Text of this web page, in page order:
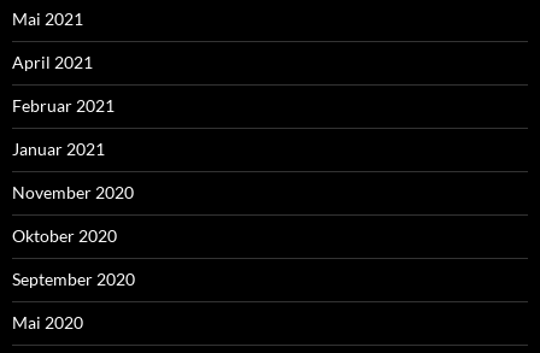
Mai 2021
April 2021
Februar 2021
Januar 2021
November 2020
Oktober 2020
September 2020
Mai 2020